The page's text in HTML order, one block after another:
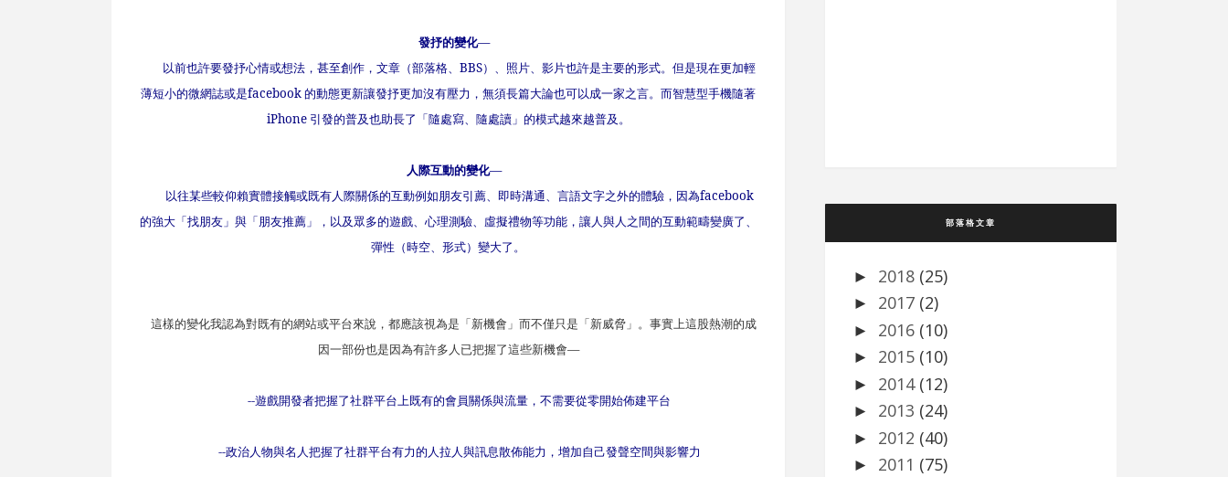
發抒的變化—
以前也許要發抒心情或想法，甚至創作，文章（部落格、 BBS）、照片、影片也許是主要的形式。但是現在更加輕
薄短小的微網誌或是facebook的動態更新讓發抒更加沒有壓力，無須長篇大論也可以成一家之言。而智慧型手機隨著
iPhone 引發的普及也助長了「隨處寫、隨處讀」的模式越來越普及。
人際互動的變化—
以往某些較仰賴實體接觸或既有人際關係的互動例如朋友引薦、即時溝通、言語文字之外的體驗，因為facebook
的強大「找朋友」與「朋友推薦」，以及眾多的遊戲、心理測驗、虛擬禮物等功能，讓人與人之間的互動範疇變廣了、
彈性（時空、形式）變大了。
這樣的變化我認為對既有的網站或平台來說，都應該視為是「新機會」而不僅只是「新威脅」。事實上這股熱潮的成
因一部份也是因為有許多人已把握了這些新機會—
--遊戲開發者把握了社群平台上既有的會員關係與流量，不需要從零開始佈建平台
--政治人物與名人把握了社群平台有力的人拉人與訊息散佈能力，增加自己發聲空間與影響力
部落格文章
► 2018 (25)
► 2017 (2)
► 2016 (10)
► 2015 (10)
► 2014 (12)
► 2013 (24)
► 2012 (40)
► 2011 (75)